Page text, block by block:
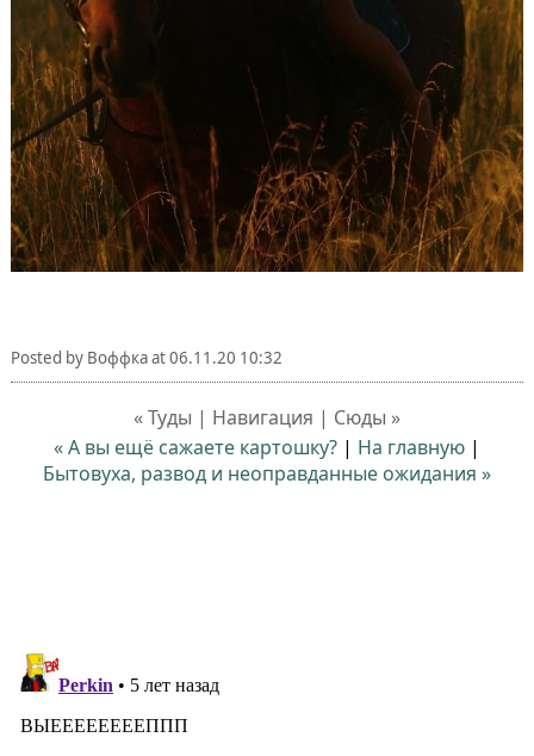
Posted by Воффкаat06.11.20 10:32
« Туды | Навигация | Сюды »
« А вы ещё сажаете картошку? | На главную |
Бытовуха, развод и неоправданные ожидания »